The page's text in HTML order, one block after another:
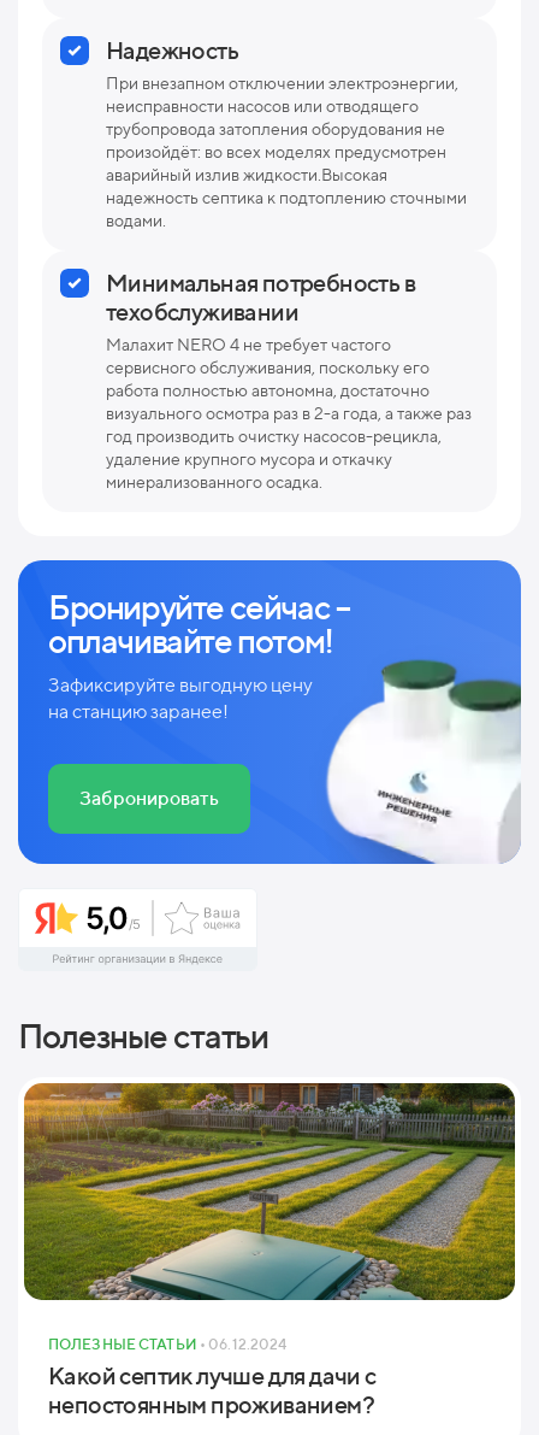
Надежность
При внезапном отключении электроэнергии,
неисправности насосов или отводящего
трубопровода затопления оборудования не
произойдёт: во всех моделях предусмотрен
аварийный излив жидкости.Высокая
надежность септика к подтоплению сточными
водами.
Минимальная потребность в
техобслуживании
Малахит NERO 4 не требует частого
сервисного обслуживания, поскольку его
работа полностью автономна, достаточно
визуального осмотра раз в 2-а года, а также раз
год производить очистку насосов-рецикла,
удаление крупного мусора и откачку
минерализованного осадка.
Бронируйте сейчас –
оплачивайте потом!
Зафиксируйте выгодную цену
на станцию заранее!
Забронировать
Полезные статьи
ПОЛЕЗНЫЕ СТАТЬИ • 06.12.2024
Какой септик лучше для дачи с
непостоянным проживанием?